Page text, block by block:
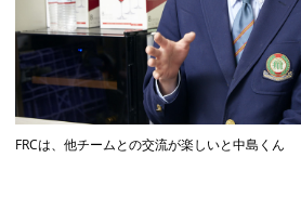
FRCは、他チームとの交流が楽しいと中島くん